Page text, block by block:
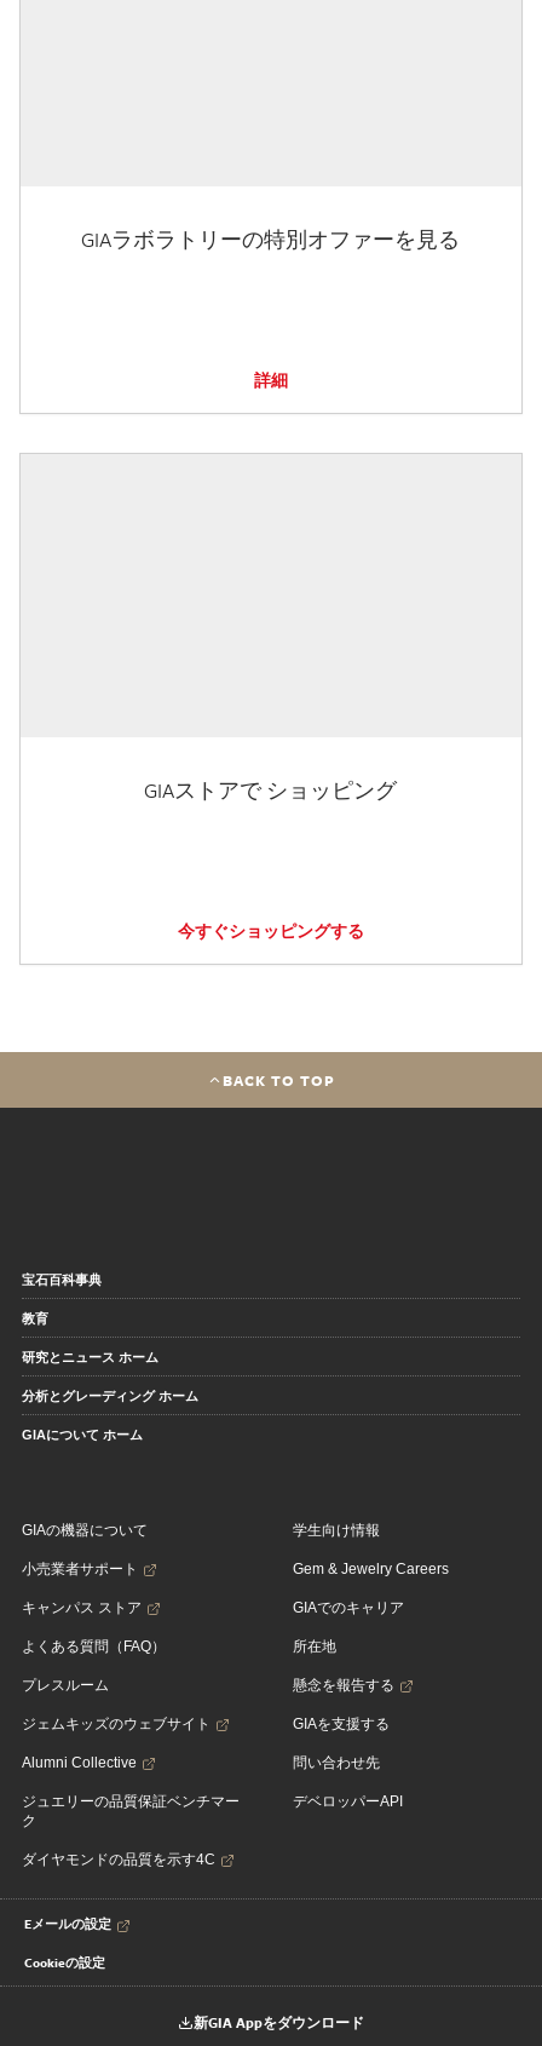
GIAラボラトリーの特別オファーを見る
詳細
GIAストアで ショッピング
今すぐショッピングする
BACK TO TOP
宝石百科事典
教育
研究とニュース ホーム
分析とグレーディング ホーム
GIAについて ホーム
GIAの機器について
小売業者サポート
キャンパス ストア
よくある質問（FAQ）
プレスルーム
ジェムキッズのウェブサイト
Alumni Collective
ジュエリーの品質保証ベンチマー
ク
ダイヤモンドの品質を示す4C
学生向け情報
Gem & Jewelry Careers
GIAでのキャリア
所在地
懸念を報告する
GIAを支援する
問い合わせ先
デベロッパーAPI
Eメールの設定
Cookieの設定
新GIA Appをダウンロード